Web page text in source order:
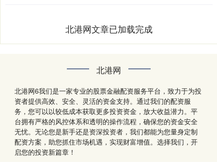
北港网文章已加载完成
北港网
北港网6我们是一家专业的股票金融配资服务平台，致力于为投
资者提供高效、安全、灵活的资金支持。通过我们的配资服
务，您可以以较低成本获取更多投资资金，放大收益潜力。平
台拥有严格的风控体系和透明的操作流程，确保您的资金安全
无忧。无论您是新手还是资深投资者，我们都能为您量身定制
配资方案，助您抓住市场机遇，实现财富增值。选择我们，开
启您的投资新篇章！